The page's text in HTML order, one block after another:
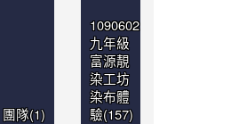
團隊(1)
1090602
九年級
富源靚
染工坊
染布體
驗(157)